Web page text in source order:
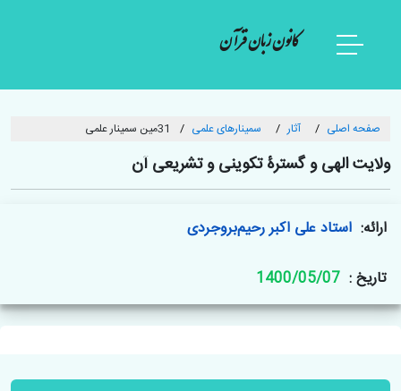
کانون زبان قرآن
صفحه اصلی آثار سمینارهای علمی 31مین سمینار علمی
ولایت الهی و گسترۀ تکوینی و تشریعی آن
ارائه: استاد علی اکبر رحیم‌بروجردی
تاریخ : 1400/05/07